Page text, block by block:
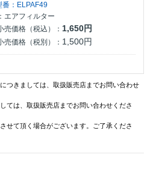
番：ELPAF49
エアフィルター
売価格（税込）：1,650円
売価格（税別）： 1,500円
つきましては、取扱販売店までお問い合わせ
ては、取扱販売店までお問い合わせくださ
せて頂く場合がございます。ご了承くださ